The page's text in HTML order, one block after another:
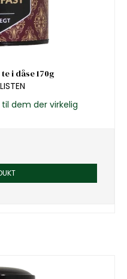
i dåse 170g
dem der virkelig